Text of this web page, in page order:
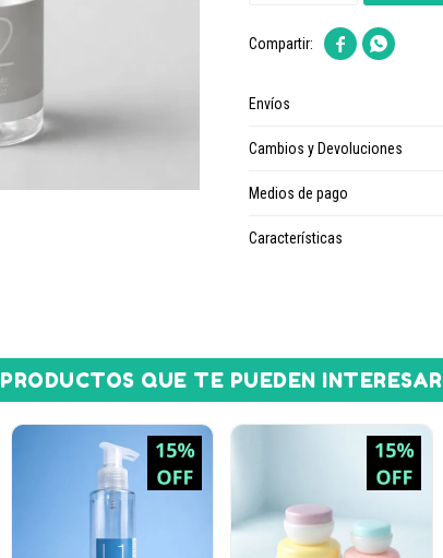
 
Envíos
Cambios y Devoluciones
Medios de pago
Características
PRODUCTOS QUE TE PUEDEN INTERESAR